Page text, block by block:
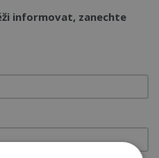
informovat, zanechte